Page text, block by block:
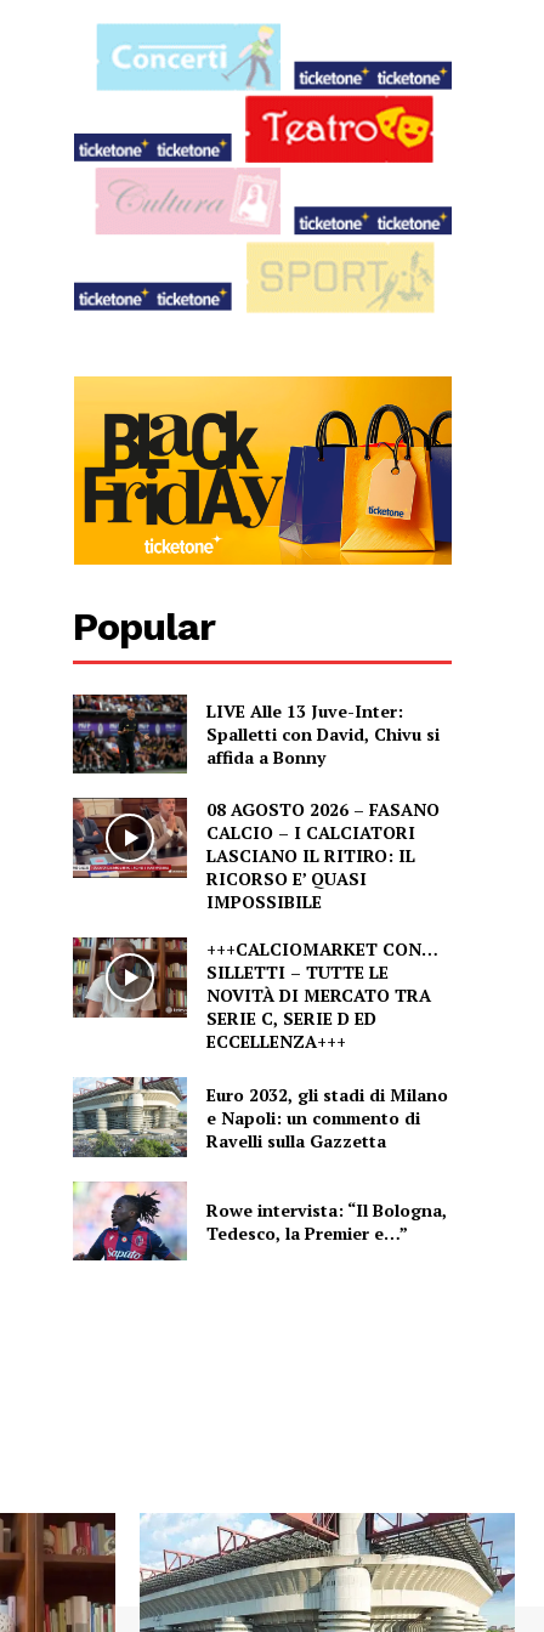
Popular
LIVE Alle 13 Juve-Inter:
Spalletti con David, Chivu si
affida a Bonny
08 AGOSTO 2026 – FASANO
CALCIO – I CALCIATORI
LASCIANO IL RITIRO: IL
RICORSO E’ QUASI
IMPOSSIBILE
+++CALCIOMARKET CON…
SILLETTI – TUTTE LE
NOVITÀ DI MERCATO TRA
SERIE C, SERIE D ED
ECCELLENZA+++
Euro 2032, gli stadi di Milano
e Napoli: un commento di
Ravelli sulla Gazzetta
Rowe intervista: “Il Bologna,
Tedesco, la Premier e…”